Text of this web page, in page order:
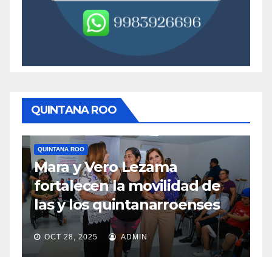
QUINTANA ROO
QUINTANA ROO
Mara y Vero Lezama
fortalecen la movilidad de
las y los quintanarroenses
OCT 28, 2025 ADMIN
en
OCT